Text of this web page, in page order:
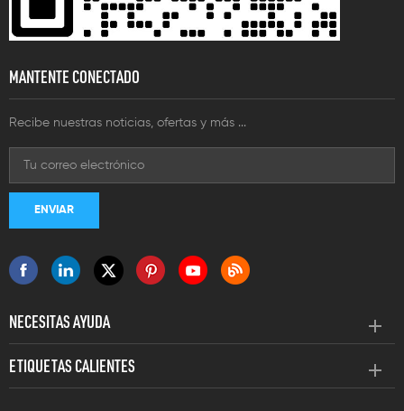
MANTENTE CONECTADO
Recibe nuestras noticias, ofertas y más ...
NECESITAS AYUDA
ETIQUETAS CALIENTES